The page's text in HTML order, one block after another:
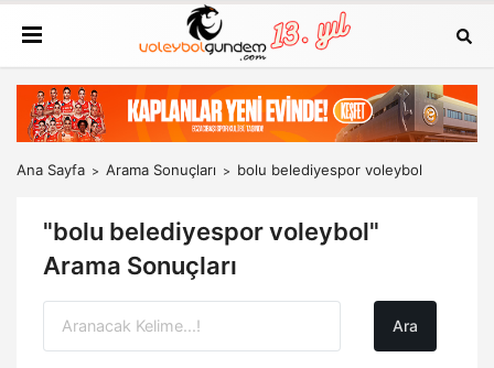
Ana Sayfa Arama Sonuçları bolu belediyespor voleybol
"bolu belediyespor voleybol"
Arama Sonuçları